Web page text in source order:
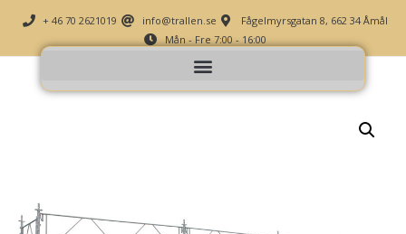
+ 46 70 2621019 info@trallen.se
Fågelmyrsgatan 8, 662 34 Åmål
Mån - Fre 7:00 - 16:00